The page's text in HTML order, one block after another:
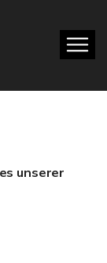
unserer